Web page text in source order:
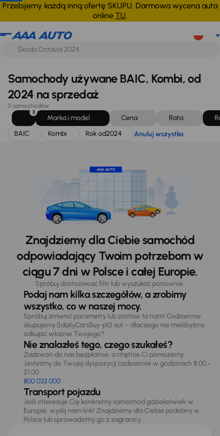
Przebijemy każdą inną ofertę SKUPU. Darmowa wycena auta
online TU.
BAIC Kombi Rok od2024 Anuluj wszystko
Samochody używane BAIC, Kombi, od
2024 na sprzedaż
0 samochodów
3
Marka i model Cena Rata
BAIC
Kombi Rok od2024 Anuluj wszystko
Znajdziemy dla Ciebie samochód
odpowiadający Twoim potrzebom w
ciągu 7 dni w Polsce i całej Europie.
Spróbuj dostosować filtr lub wyszukać ponownie.
Podaj nam kilka szczegółów, a zrobimy
wszystko, co w naszej mocy.
Spróbuj zmienić parametry lub zostaw to nam! Codziennie
skupujemy [[dailyCarsBuy-pl]] aut – dlaczego nie mielibyśmy
odkupić właśnie Twojego?
Nie znalazłeś tego, czego szukałeś?
Zadzwoń do nas bezpłatnie, a chętnie Ci pomożemy.
Jesteśmy do Twojej dyspozycji codziennie w godzinach 8:00 -
21:00
800 033 000
Transport pojazdu
Jeśli interesuje Cię konkretny samochód gdziekolwiek w
Europie, wyślij nam link! Znajdziemy dla Ciebie podobny w
Polsce lub sprowadzimy go z zagranicy.